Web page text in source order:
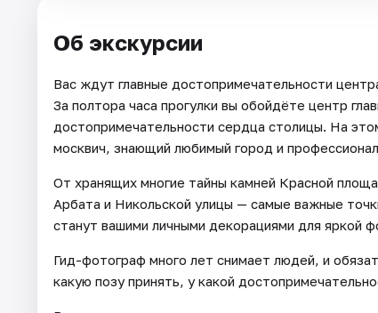
Об экскурсии
Вас ждут главные достопримечательности
За полтора часа прогулки вы обойдёте центр
достопримечательности сердца столицы. На
москвич, знающий любимый город и
От хранящих многие тайны камней Красной
Арбата и Никольской улицы — самые важные
станут вашими личными декорациями для яркой
Гид-фотограф много лет снимает людей, и
какую позу принять, у какой